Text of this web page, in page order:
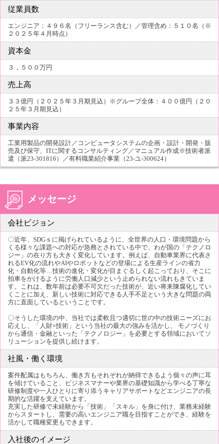
従業員数
エンジニア：４９６名（フリーランス含む）／管理含め：５１０名（※
２０２５年４月時点）
資本金
３，５００万円
売上高
３３億円（２０２５年３月期見込）※グループ全体：４００億円（２０
２５年３月期見込）
事業内容
工業用製品の開発設計／コンピュータシステムの企画・設計・開発・販
売及び保守、ITに関するコンサルティング／マニュアル作成※技術者派
遣（派23-301816）／有料職業紹介事業（23-ユ-300624）
メッセージ
会社ビジョン
〇近年、SDGｓに掲げられているように、全世界の人口・環境問題から
くる様々な課題への対応が急務とされている中で、わが国の「テクノロ
ジー」の在り方も大きく変化しています。例えば、自動車業界に代表さ
れるEV化の流れやAIやロボットなどの登場による生産ラインの省力
化・自動化等…技術の進化・変化が目まぐるしく起こっており、そこに
拍車をかけるように労働人口減少という止められない流れもきていま
す。これは、数年前は必要不可欠だった技術が、近い将来陳腐化してい
くことに加え、新しい技術に対応できる人手不足という大きな問題の両
方に直面しているということです。
〇そうした環境の中、当社では柔軟且つ適切に世の中の技術ニーズにお
応えし、「人財×技術」という当社の最大の強みを活かし、 モノづくり
から通信・金融といった「テクノロジー」を必要とする領域においてソ
リューションを提供し続けます。
社風・働く環境
案件配属はもちろん、働き方もそれぞれが納得できるよう個々の声に耳
を傾けていること、ビジネスマナーや業界の基礎知識から学べる丁寧な
研修制度や一人ひとりに寄り添うキャリアサポートなどエンジニアの長
期的な活躍を支えています。
充実した研修で未経験から「技術」「スキル」を身に付け、業務未経験
からスタートし、需要の高いエンジニア職を目指すことができ、経験を
活かして職種変更もできます。
入社後のイメージ